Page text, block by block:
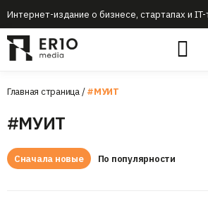
Интернет-издание о бизнесе, стартапах и IT-
Главная страница/#МУИТ
#МУИТ
Сначала новые По популярности